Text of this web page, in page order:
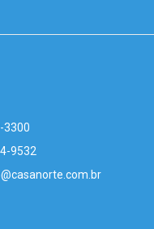
3300
9532